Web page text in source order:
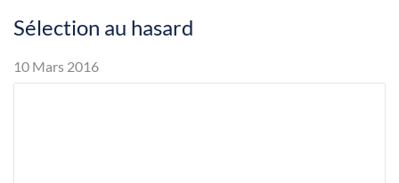
Sélection au hasard
10 Mars 2016